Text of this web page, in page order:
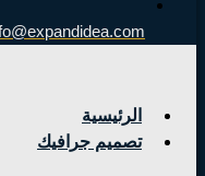
الرئيسية
تصميم جرافيك